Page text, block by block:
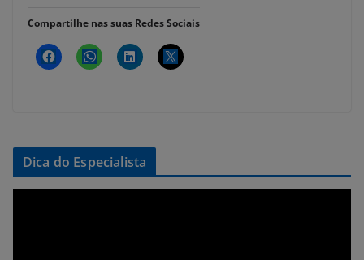
Compartilhe nas suas Redes Sociais
Dica do Especialista